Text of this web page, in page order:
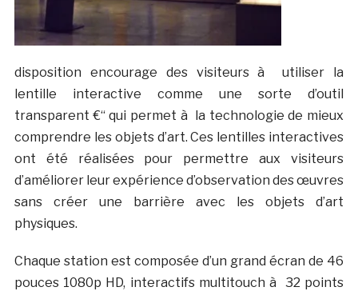
disposition encourage des visiteurs à utiliser la
lentille interactive comme une sorte d’outil
transparent €“ qui permet à la technologie de mieux
comprendre les objets d’art. Ces lentilles interactives
ont été réalisées pour permettre aux visiteurs
d’améliorer leur expérience d’observation des œuvres
sans créer une barrière avec les objets d’art
physiques.
Chaque station est composée d’un grand écran de 46
pouces 1080p HD, interactifs multitouch à 32 points